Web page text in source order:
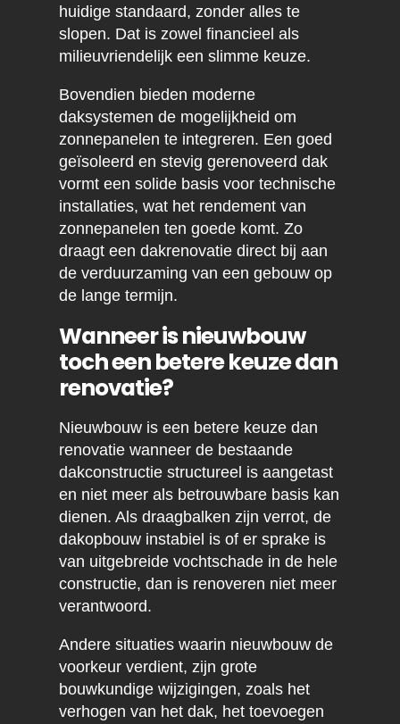
huidige standaard, zonder alles te
slopen. Dat is zowel financieel als
milieuvriendelijk een slimme keuze.
Bovendien bieden moderne
daksystemen de mogelijkheid om
zonnepanelen te integreren. Een goed
geïsoleerd en stevig gerenoveerd dak
vormt een solide basis voor technische
installaties, wat het rendement van
zonnepanelen ten goede komt. Zo
draagt een dakrenovatie direct bij aan
de verduurzaming van een gebouw op
de lange termijn.
Wanneer is nieuwbouw
toch een betere keuze dan
renovatie?
Nieuwbouw is een betere keuze dan
renovatie wanneer de bestaande
dakconstructie structureel is aangetast
en niet meer als betrouwbare basis kan
dienen. Als draagbalken zijn verrot, de
dakopbouw instabiel is of er sprake is
van uitgebreide vochtschade in de hele
constructie, dan is renoveren niet meer
verantwoord.
Andere situaties waarin nieuwbouw de
voorkeur verdient, zijn grote
bouwkundige wijzigingen, zoals het
verhogen van het dak, het toevoegen